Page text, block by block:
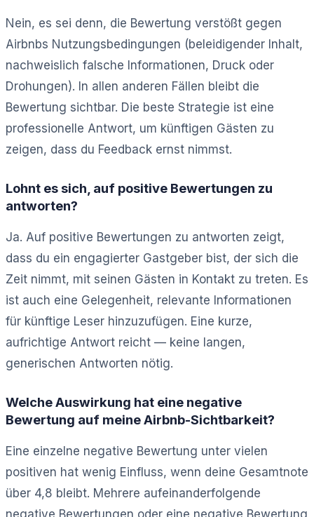
Nein, es sei denn, die Bewertung verstößt gegen
Airbnbs Nutzungsbedingungen (beleidigender Inhalt,
nachweislich falsche Informationen, Druck oder
Drohungen). In allen anderen Fällen bleibt die
Bewertung sichtbar. Die beste Strategie ist eine
professionelle Antwort, um künftigen Gästen zu
zeigen, dass du Feedback ernst nimmst.
Lohnt es sich, auf positive Bewertungen zu
antworten?
Ja. Auf positive Bewertungen zu antworten zeigt,
dass du ein engagierter Gastgeber bist, der sich die
Zeit nimmt, mit seinen Gästen in Kontakt zu treten. Es
ist auch eine Gelegenheit, relevante Informationen
für künftige Leser hinzuzufügen. Eine kurze,
aufrichtige Antwort reicht — keine langen,
generischen Antworten nötig.
Welche Auswirkung hat eine negative
Bewertung auf meine Airbnb-Sichtbarkeit?
Eine einzelne negative Bewertung unter vielen
positiven hat wenig Einfluss, wenn deine Gesamtnote
über 4,8 bleibt. Mehrere aufeinanderfolgende
negative Bewertungen oder eine negative Bewertung